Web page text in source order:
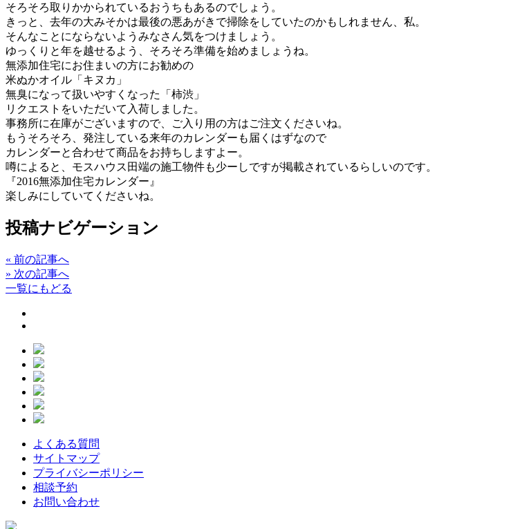
そろそろ取りかかられているおうちもあるのでしょう。
きっと、去年の大みそかは最後の悪あがきで掃除をしていたのかもしれません、私。
そんなことにならないようみなさん気をつけましょう。
ゆっくりと年を越せるよう、そろそろ準備を始めましょうね。
無添加住宅にお住まいの方にお勧めの
米ぬかオイル「キヌカ」
無臭になって扱いやすくなった「柿渋」
リクエストをいただいて入荷しました。
事務所に在庫がございますので、ご入り用の方はご注文くださいね。
もうそろそろ、発注している来年のカレンダーも届くはずなので
カレンダーと合わせて商品をお持ちしますよー。
噂によると、モスハウス田端の施工物件も少ーしですが掲載されているらしいのです。
『2016無添加住宅カレンダー』
楽しみにしていてくださいね。
投稿ナビゲーション
« 前の記事へ
» 次の記事へ
一覧にもどる
よくある質問
サイトマップ
プライバシーポリシー
相談予約
お問い合わせ